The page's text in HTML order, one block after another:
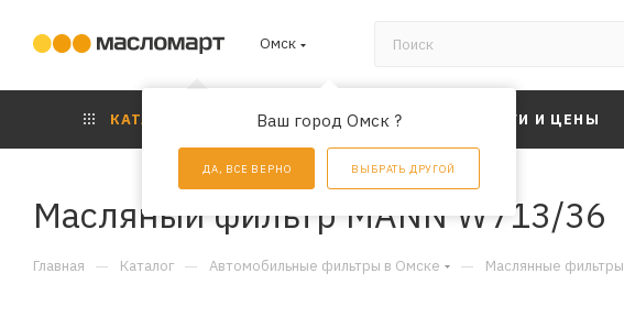
Омск
Ваш город Омск ?
ДА, ВСЕ ВЕРНО ВЫБРАТЬ ДРУГОЙ
КАТАЛОГ АКЦИИ УСЛУГИ И ЦЕНЫ
Масляный фильтр MANN W713/36
Главная — Каталог — Автомобильные фильтры в Омске — Маслянные фильтры